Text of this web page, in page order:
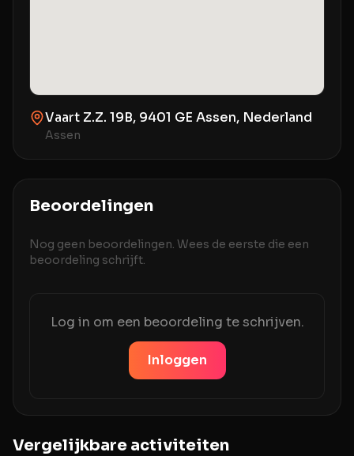
Vaart Z.Z. 19B, 9401 GE Assen, Nederland
Assen
Beoordelingen
Nog geen beoordelingen. Wees de eerste die een
beoordeling schrijft.
Log in om een beoordeling te schrijven.
Inloggen
Vergelijkbare activiteiten